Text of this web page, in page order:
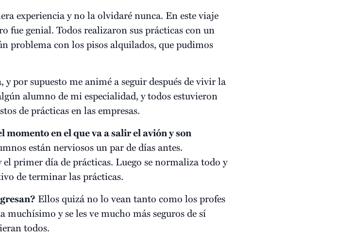
experiencia y no la olvidaré nunca. En este viaje
fue genial. Todos realizaron sus prácticas con un
problema con los pisos alquilados, que pudimos
por supuesto me animé a seguir después de vivir la
alumno de mi especialidad, y todos estuvieron
de prácticas en las empresas.
momento en el que va a salir el avión y son
están nerviosos un par de días antes.
primer día de prácticas. Luego se normaliza todo y
de terminar las prácticas.
Ellos quizá no lo vean tanto como los profes
y se les ve mucho más seguros de sí
todos.